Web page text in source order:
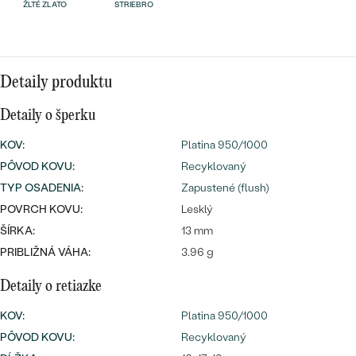
Wave kolekcia
DIAMANTY
náušnice
Personalizované
OBJAVIŤ
prstene
PREZRIEŤ
ŽLTÉ ZLATO STRIEBRO
Detaily produktu
Detaily o šperku
KOV:
Platina 950/1000
PÔVOD KOVU:
Recyklovaný
TYP OSADENIA:
Zapustené (flush)
POVRCH KOVU:
Lesklý
ŠÍRKA:
13 mm
PRIBLIŽNÁ VÁHA:
3.96 g
Detaily o retiazke
KOV:
Platina 950/1000
PÔVOD KOVU:
Recyklovaný